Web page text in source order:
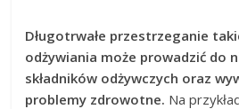
Długotrwałe przestrzeganie
odżywiania może prowadzić do
składników odżywczych oraz
problemy zdrowotne. Na